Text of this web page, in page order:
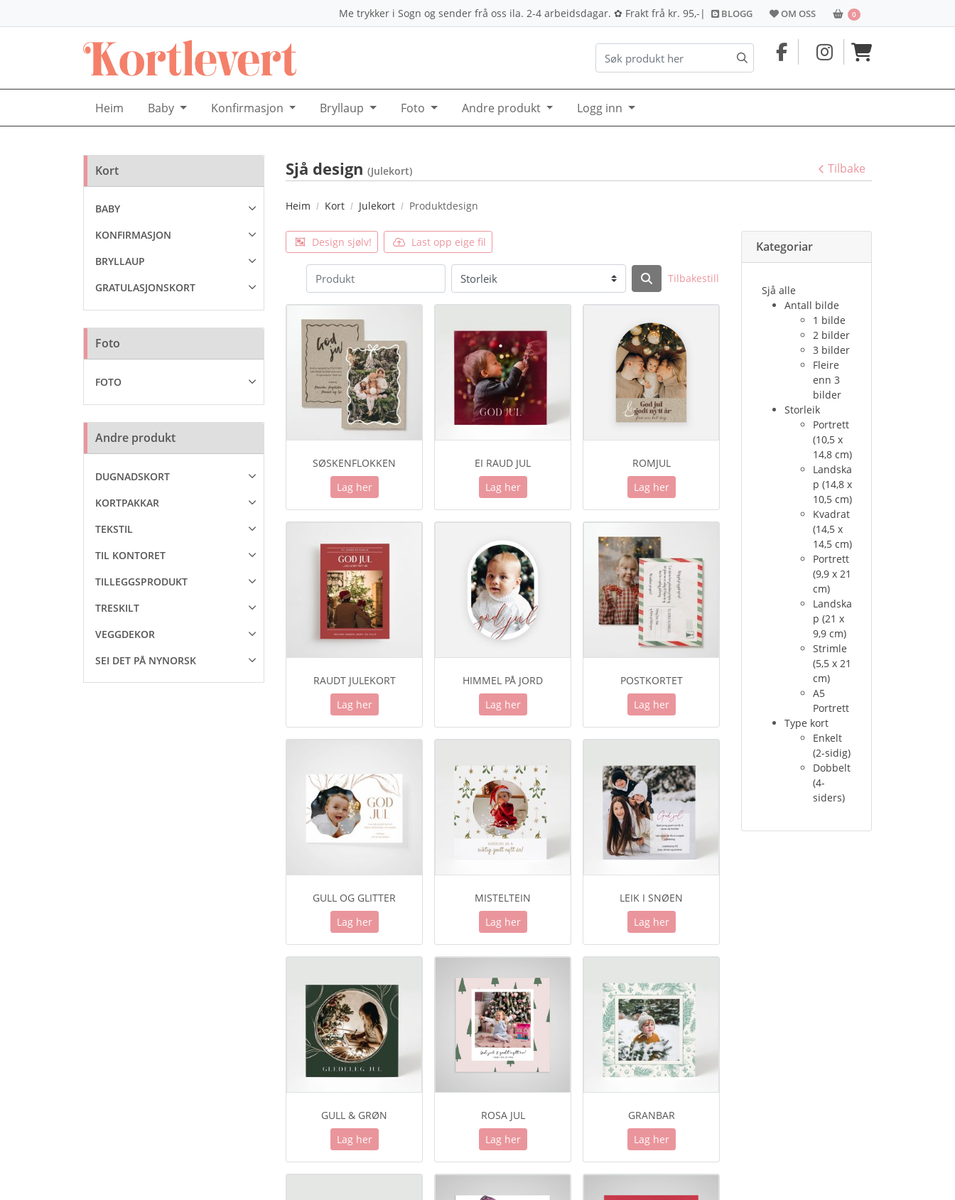
Me trykker i Sogn og sender frå oss ila. 2-4 arbeidsdagar. ✿ Frakt frå kr. 95,- | BLOGG
BLOGG OM OSS
OM OSS HANDLEKORG
0
Heim Baby Konfirmasjon Bryllaup Foto Andre produkt Logg inn
Kort
BABY
KONFIRMASJON
BRYLLAUP
GRATULASJONSKORT
Foto
FOTO
Andre produkt
DUGNADSKORT
KORTPAKKAR
TEKSTIL
TIL KONTORET
TILLEGGSPRODUKT
TRESKILT
VEGGDEKOR
SEI DET PÅ NYNORSK
Sjå design (Julekort) Tilbake
Heim Kort Julekort Produktdesign
Design sjølv! Last opp eige fil
Tilbakestill
SØSKENFLOKKEN
Lag her
EI RAUD JUL
Lag her
ROMJUL
Lag her
RAUDT JULEKORT
Lag her
HIMMEL PÅ JORD
Lag her
POSTKORTET
Lag her
GULL OG GLITTER
Lag her
MISTELTEIN
Lag her
LEIK I SNØEN
Lag her
GULL & GRØN
Lag her
ROSA JUL
Lag her
GRANBAR
Lag her
Kategoriar
Sjå alle
Antall bilde
1 bilde
2 bilder
3 bilder
Fleire
enn 3
bilder
Storleik
Portrett
(10,5 x
14,8 cm)
Landska
p (14,8 x
10,5 cm)
Kvadrat
(14,5 x
14,5 cm)
Portrett
(9,9 x 21
cm)
Landska
p (21 x
9,9 cm)
Strimle
(5,5 x 21
cm)
A5
Portrett
Type kort
Enkelt
(2-sidig)
Dobbelt
(4-
siders)